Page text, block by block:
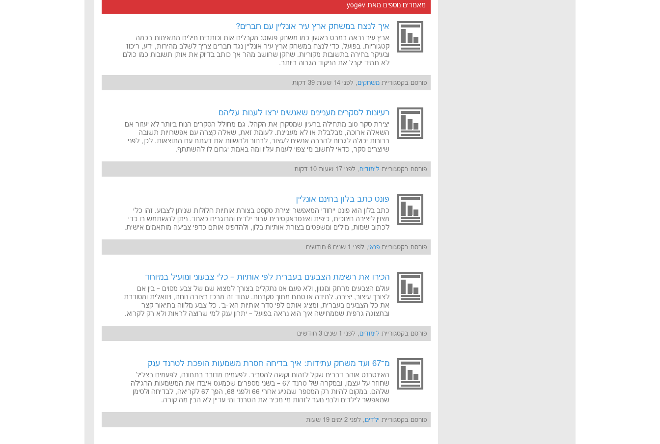
מאמרים נוספים מאת yogev
איך לנצח במשחק ארץ עיר אונליין עם חברים?
ארץ עיר נראה במבט ראשון כמו משחק פשוט: מקבלים אות וכותבים מילים מתאימות בכמה
קטגוריות. בפועל, כדי לנצח במשחק ארץ עיר אונליין נגד חברים צריך לשלב מהירות, ידע, ריכוז
ובעיקר בחירה בתשובות מקוריות. שחקן שחושב מהר אך כותב בדיוק את אותן תשובות כמו כולם
לא תמיד יקבל את הניקוד הגבוה ביותר.
פורסם בקטגוריית משחקים, לפני 14 שעות 39 דקות
רעיונות לסקרים מעניינים שאנשים ירצו לענות עליהם
יצירת סקר טוב מתחילה ברעיון שמסקרן את הקהל. גם מחולל הסקרים הנוח ביותר לא יעזור אם
השאלה ארוכה, מבלבלת או לא מעניינת. לעומת זאת, שאלה קצרה עם אפשרויות תשובה
ברורות יכולה לגרום להרבה אנשים לעצור, לבחור ולהשוות את דעתם עם התוצאות. לכן, לפני
שיוצרים סקר, כדאי לחשוב מי צפוי לענות עליו ומה באמת יגרום לו להשתתף.
פורסם בקטגוריית לימודים, לפני 17 שעות 10 דקות
פונט כתב בלון בחינם אונליין
כתב בלון הוא פונט ייחודי המאפשר יצירת טקסט בצורת אותיות חלולות שניתן לצבוע. זהו כלי
מצוין ליצירה חינוכית, כיפית ואינטראקטיבית עבור ילדים ומבוגרים כאחד. ניתן להשתמש בו כדי
לכתוב שמות, מילים ומשפטים בצורת אותיות בלון, ולהדפיס אותם כדפי צביעה מותאמים אישית.
פורסם בקטגוריית פנאי, לפני 1 שנים 6 חודשים
הכירו את רשימת הצבעים בעברית לפי אותיות – כלי צבעוני ומועיל במיוחד
עולם הצבעים מרתק ומגוון, ולא פעם אנו נתקלים בצורך למצוא שם של צבע מסוים – בין אם
לצורך עיצוב, יצירה, למידה או סתם מתוך סקרנות. עמוד זה מרכז בצורה נוחה, ויזואלית ומסודרת
את כל הצבעים בעברית, ומציג אותם לפי סדר אותיות הא'-ב'. כל צבע מלווה בתיאור קצר
ובתצוגה גרפית שממחישה איך הוא נראה בפועל – יתרון ענק למי שרוצה לראות ולא רק לקרוא.
פורסם בקטגוריית לימודים, לפני 1 שנים 3 חודשים
מ־67 ועד משחק עתידות: איך בדיחה חסרת משמעות הופכת לטרנד ענק
האינטרנט אוהב דברים שקל לזהות וקשה להסביר. לפעמים מדובר בתמונה, לפעמים בצליל
שחוזר על עצמו, ובמקרה של טרנד 67 – בשני מספרים שכמעט איבדו את המשמעות הרגילה
שלהם. במקום להיות רק המספר שמגיע אחרי 66 ולפני 68, הפך 67 לקריאה, לבדיחה ולסימן
שמאפשר לילדים ולבני נוער לזהות מי מכיר את הטרנד ומי עדיין לא הבין מה קורה.
פורסם בקטגוריית ילדים, לפני 2 ימים 19 שעות